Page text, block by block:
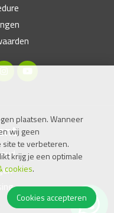
plaatsen. Wanneer
wij geen
te verbeteren.
krijg je een optimale
cookies.
Cookies accepteren